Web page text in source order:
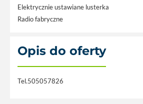
Elektrycznie ustawiane lusterka
Radio fabryczne
Opis do oferty
Tel.505057826